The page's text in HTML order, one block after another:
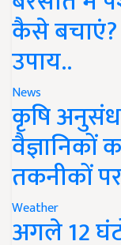
कैसे
उपाय..
News
कृषि
वैज्ञानिकों
तकनीकों
Weather
अगले 12